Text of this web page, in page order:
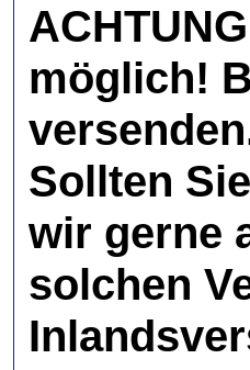
möglich!
Sollten
wir gerne
solchen